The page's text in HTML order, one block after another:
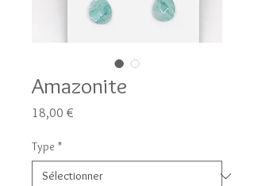
Amazonite
18,00 €
Type *